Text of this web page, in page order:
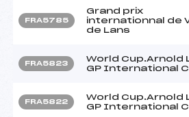
FRA5785
Grand prix
internationnal de
de Lans
FRA5823
World Cup.Arnold
GP International
FRA5822
World Cup.Arnold
GP International